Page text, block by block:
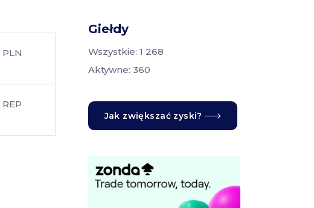
PLN
REP
Giełdy
Wszystkie: 1 268
Aktywne: 360
Jak zwiększać zyski?